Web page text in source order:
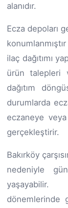
alanıdır.
Ecza depoları
ilaç dağıtımı
ürün talepleri
dağıtım
durumlarda
eczaneye
gerçekleştirir.
Bakırköy
nedeniyle
yaşayabilir.
dönemlerinde